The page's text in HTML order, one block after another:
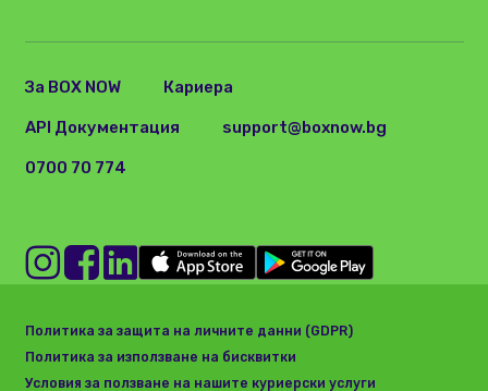
За BOX NOW Кариера
API Документация support@boxnow.bg
0700 70 774
Политика за защита на личните данни (GDPR)
Политика за използване на бисквитки
Условия за ползване на нашите куриерски услуги